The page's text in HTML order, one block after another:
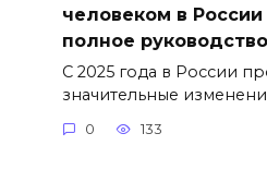
человеком в России
полное руководство
С 2025 года в России
значительные
0 133